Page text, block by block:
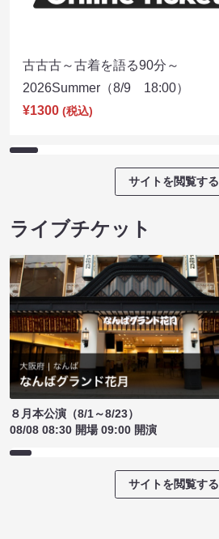
古古古～古着を語る90分～
2026Summer（8/9 18:00）
¥1300 (税込)
サイトを閲覧する
ライブチケット
８月本公演（8/1～8/23）
08/08 08:30 開場 09:00 開演
サイトを閲覧する